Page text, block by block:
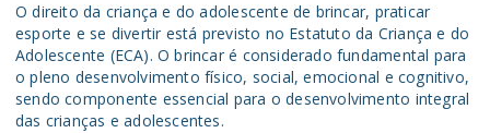
O direito da criança e do adolescente de brincar, praticar
esporte e se divertir está previsto no Estatuto da Criança e do
Adolescente (ECA). O brincar é considerado fundamental para
o pleno desenvolvimento físico, social, emocional e cognitivo,
sendo componente essencial para o desenvolvimento integral
das crianças e adolescentes.